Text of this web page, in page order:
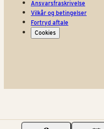
Ansvarsfraskrivelse
Vilkår og betingelser
Fortryd aftale
Cookies